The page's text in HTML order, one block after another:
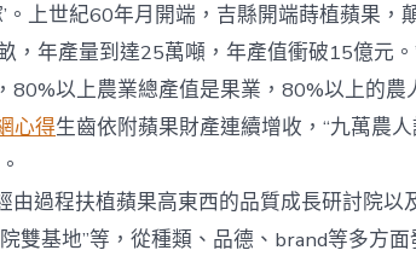
上世紀60年月開端，吉縣開端蒔植蘋果，
，年產量到達25萬噸，年產值衝破15億元。
80%以上農業總產值是果業，80%以上的農
心得生齒依附蘋果財產連續增收，“九萬農人
過程扶植蘋果高東西的品質成長研討院以
雙基地”等，從種類、品德、brand等多方